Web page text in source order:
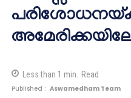
Less than 1 min. Read
Published : Aswamedham Team